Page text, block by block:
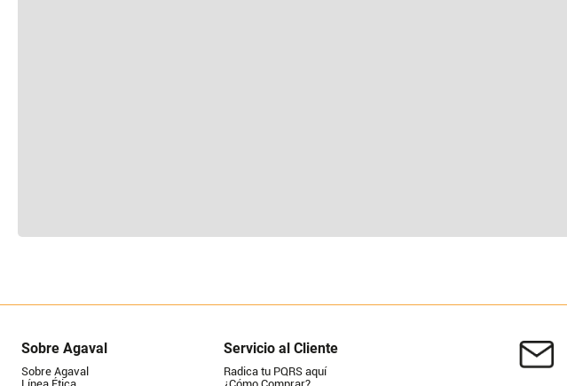
Sobre Agaval
Sobre Agaval
Servicio al Cliente
Radica tu PQRS aquí